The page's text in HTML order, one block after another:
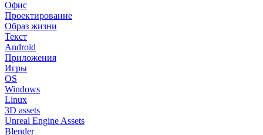
Офис
Проектирование
Образ жизни
Текст
Android
Приложения
Игры
OS
Windows
Linux
3D assets
Unreal Engine Assets
Blender